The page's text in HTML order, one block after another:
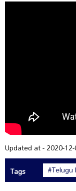
Updated at - 2020-
Tags